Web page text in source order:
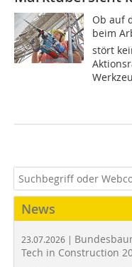
Ob auf
beim
stört
News
23.07.2026 |
Tech in Construction